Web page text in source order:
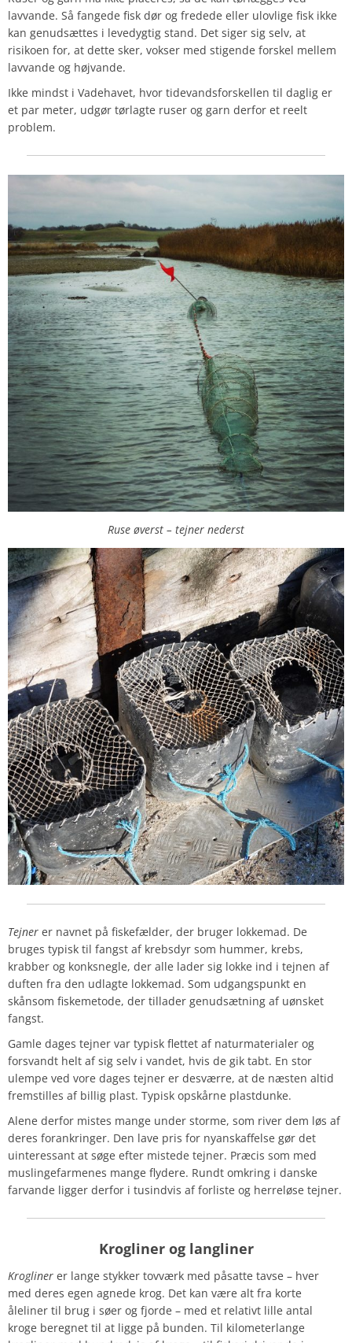
lavvande. Så fangede fisk dør og fredede eller ulovlige fisk ikke
kan genudsættes i levedygtig stand. Det siger sig selv, at
risikoen for, at dette sker, vokser med stigende forskel mellem
lavvande og højvande.
Ikke mindst i Vadehavet, hvor tidevandsforskellen til daglig er
et par meter, udgør tørlagte ruser og garn derfor et reelt
problem.
Ruse øverst – tejner nederst
Tejner er navnet på fiskefælder, der bruger lokkemad. De
bruges typisk til fangst af krebsdyr som hummer, krebs,
krabber og konksnegle, der alle lader sig lokke ind i tejnen af
duften fra den udlagte lokkemad. Som udgangspunkt en
skånsom fiskemetode, der tillader genudsætning af uønsket
fangst.
Gamle dages tejner var typisk flettet af naturmaterialer og
forsvandt helt af sig selv i vandet, hvis de gik tabt. En stor
ulempe ved vore dages tejner er desværre, at de næsten altid
fremstilles af billig plast. Typisk opskårne plastdunke.
Alene derfor mistes mange under storme, som river dem løs af
deres forankringer. Den lave pris for nyanskaffelse gør det
uinteressant at søge efter mistede tejner. Præcis som med
muslingefarmenes mange flydere. Rundt omkring i danske
farvande ligger derfor i tusindvis af forliste og herreløse tejner.
Krogliner og langliner
Krogliner er lange stykker tovværk med påsatte tavse – hver
med deres egen agnede krog. Det kan være alt fra korte
åleliner til brug i søer og fjorde – med et relativt lille antal
kroge beregnet til at ligge på bunden. Til kilometerlange